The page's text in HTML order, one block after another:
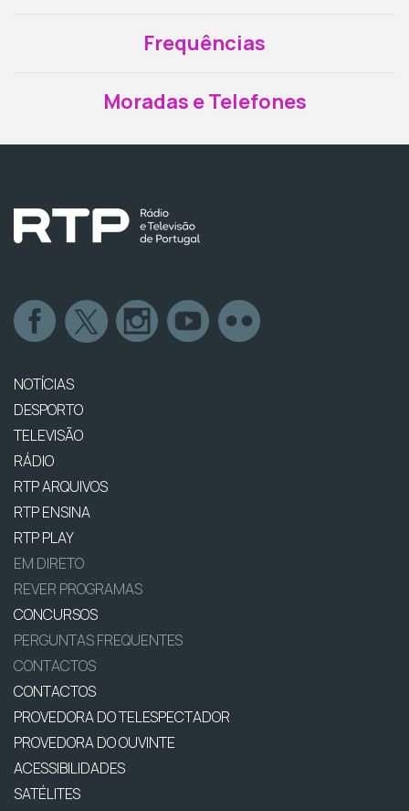
Frequências
Moradas e Telefones
NOTÍCIAS
DESPORTO
TELEVISÃO
RÁDIO
RTP ARQUIVOS
RTP ENSINA
RTP PLAY
EM DIRETO
REVER PROGRAMAS
CONCURSOS
PERGUNTAS FREQUENTES
CONTACTOS
CONTACTOS
PROVEDORA DO TELESPECTADOR
PROVEDORA DO OUVINTE
ACESSIBILIDADES
SATÉLITES